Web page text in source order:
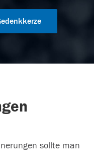
sollte man